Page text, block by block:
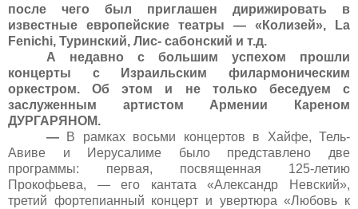
после чего был приглашен дирижировать в
известные европейские театры — «Колизей»,
La
Fenichi, Туринский, Лис- сабонский и т.д.
А недавно с большим успехом прошли
концерты с Израильским филармоническим
оркестром. Об этом и не только беседуем с
заслуженным артистом Армении Кареном
ДУРГАРЯНОМ.
— В рамках восьми концертов в Хайфе, Тель-
Авиве и Иерусалиме было представлено две
программы: первая, посвященная 125-летию
Прокофьева, — его кантата «Александр Невский»,
третий фортепианный концерт и увертюра «Любовь к